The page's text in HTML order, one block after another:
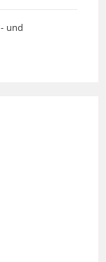
und